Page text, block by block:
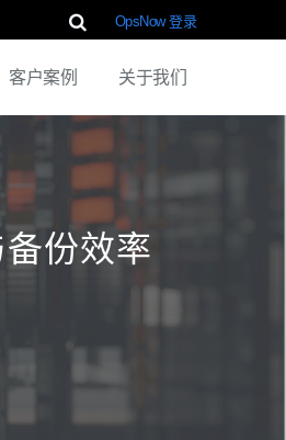
OpsNow 登录
客户案例 关于我们
份效率